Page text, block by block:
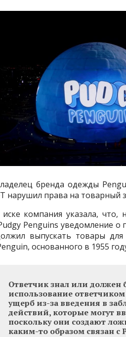
бренда одежды
нарушил права на товарный
компания указала,
Penguins уведомление
выпускать товары
основанного в 1955
Ответчик знал или должен
использование
ущерб из-за введения в
действий, которые могут
поскольку они создают
каким-то образом связан